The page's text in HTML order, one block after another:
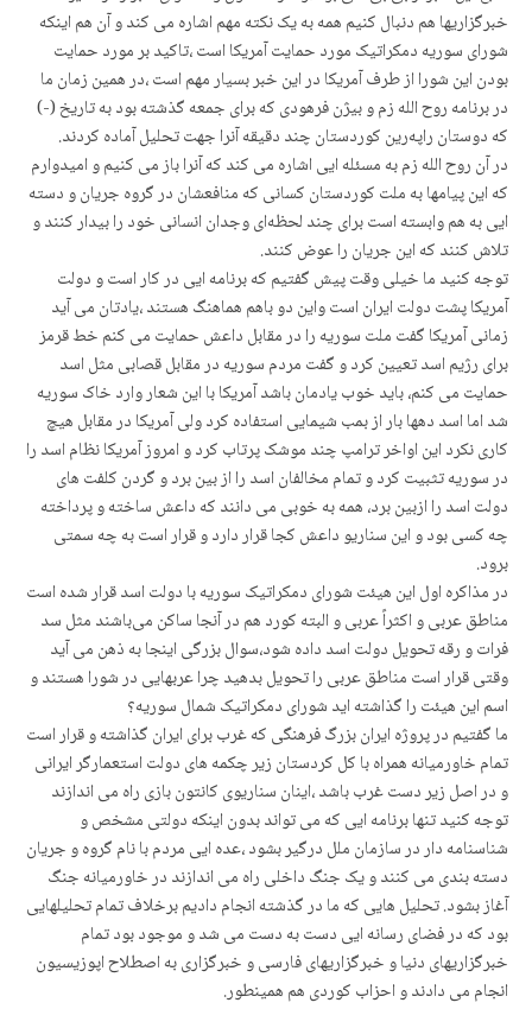
خبرگزاریها هم دنبال کنیم همه به یک نکته مهم اشاره می کند و آن هم اینکه
شورای سوریه دمکراتیک مورد حمایت آمریکا است ،تاکید بر مورد حمایت
بودن این شورا از طرف آمریکا در این خبر بسیار مهم است ،در همین زمان ما
در برنامه روح الله زم و بیژن فرهودی که برای جمعه گذشته بود به تاریخ (-)
که دوستان راپەرین کوردستان چند دقیقه آنرا جهت تحلیل آماده کردند.
در آن روح الله زم به مسئله ایی اشاره می کند که آنرا باز می کنیم و امیدوارم
که این پیامها به ملت کوردستان کسانی که منافعشان در گروه جریان و دسته
ایی به هم وابسته است برای چند لحظه‌ای وجدان انسانی خود را بیدار کنند و
تلاش کنند که این جریان را عوض کنند.
توجه کنید ما خیلی وقت پیش گفتیم که برنامه ایی در کار است و دولت
آمریکا پشت دولت ایران است واین دو باهم هماهنگ هستند ،یادتان می آید
زمانی آمریکا گفت ملت سوریه را در مقابل داعش حمایت می کنم خط قرمز
برای رژیم اسد تعیین کرد و گفت مردم سوریه در مقابل قصابی مثل اسد
حمایت می کنم، باید خوب یادمان باشد آمریکا با این شعار وارد خاک سوریه
شد اما اسد دهها بار از بمب شیمایی استفاده کرد ولی آمریکا در مقابل هیچ
کاری نکرد این اواخر ترامپ چند موشک پرتاب کرد و امروز آمریکا نظام اسد را
در سوریه تثبیت کرد و تمام مخالفان اسد را از بین برد و گردن کلفت های
دولت اسد را ازبین برد، همه به خوبی می دانند که داعش ساخته و پرداخته
چه کسی بود و این سناریو داعش کجا قرار دارد و قرار است به چه سمتی
برود.
در مذاکره اول این هیئت شورای دمکراتیک سوریه با دولت اسد قرار شده است
مناطق عربی و اکثراً عربی و البته کورد هم در آنجا ساکن می‌باشند مثل سد
فرات و رقه تحویل دولت اسد داده شود،سوال بزرگی اینجا به ذهن می آید
وقتی قرار است مناطق عربی را تحویل بدهید چرا عربهایی در شورا هستند و
اسم این هیئت را گذاشته اید شورای دمکراتیک شمال سوریه؟
ما گفتیم در پروژه ایران بزرگ فرهنگی که غرب برای ایران گذاشته و قرار است
تمام خاورمیانه همراه با کل کردستان زیر چکمه های دولت استعمارگر ایرانی
و در اصل زیر دست غرب باشد ،اینان سناریوی کانتون بازی راه می اندازند
توجه کنید تنها برنامه ایی که می تواند بدون اینکه دولتی مشخص و
شناسنامه دار در سازمان ملل درگیر بشود ،عده ایی مردم با نام گروه و جریان
دسته بندی می کنند و یک جنگ داخلی راه می اندازند در خاورمیانه جنگ
آغاز بشود. تحلیل هایی که ما در گذشته انجام دادیم برخلاف تمام تحلیلهایی
بود که در فضای رسانه ایی دست به دست می شد و موجود بود تمام
خبرگزاریهای دنیا و خبرگزاریهای فارسی و خبرگزاری به اصطلاح اپوزیسیون
انجام می دادند و احزاب کوردی هم همینطور.